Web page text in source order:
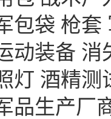
包袋 枪套
动装备 消
灯 酒精测
品生产厂